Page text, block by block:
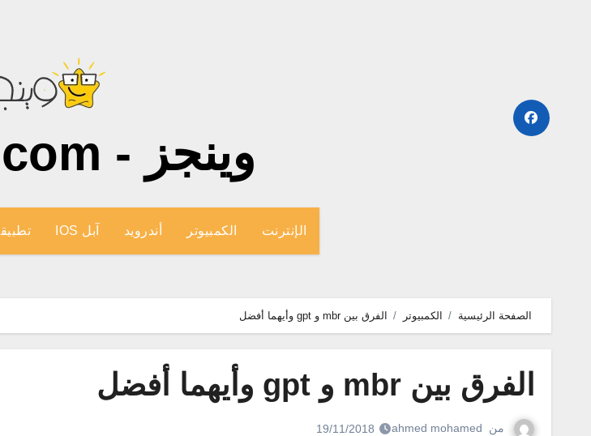
وينجز - wingiz.com
الإنترنت الكمبيوتر أندرويد آبل IOS
الصفحة الرئيسية الكمبيوتر الفرق بين mbr و gpt وأيهما أفضل
الفرق بين mbr و gpt وأيهما أفضل
من ahmed mohamed
19/11/2018